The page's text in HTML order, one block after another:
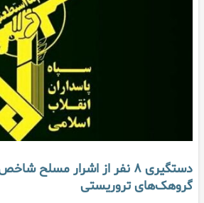
دستگیری ۸ نفر از اشرار مسلح
گروهک‌های تروریستی